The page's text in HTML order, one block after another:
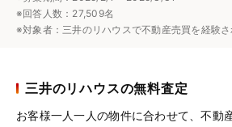
※回答人数：27,509名
※対象者：三井のリハウスで不動産売買を経験
三井のリハウスの無料査定
お客様一人一人の物件に合わせて、不動